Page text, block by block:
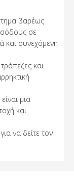
βαρέως
σε
και συνεχόμενη
και
μια
και
να δείτε τον